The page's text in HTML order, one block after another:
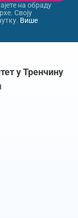
на обраду
Своју
Више
у Тренчину